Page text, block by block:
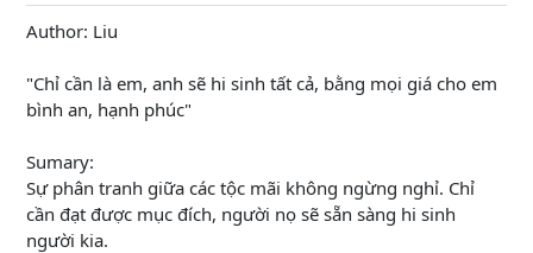
Author: Liu
"Chỉ cần là em, anh sẽ hi sinh tất cả, bằng mọi giá cho em
bình an, hạnh phúc"
Sumary:
Sự phân tranh giữa các tộc mãi không ngừng nghỉ. Chỉ
cần đạt được mục đích, người nọ sẽ sẵn sàng hi sinh
người kia.